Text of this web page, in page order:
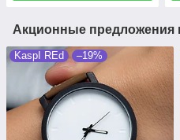
Акционные предложения
KaspI REd –19%